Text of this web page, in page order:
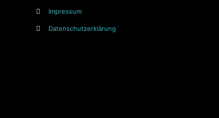
Impressum
Datenschutzerklärung